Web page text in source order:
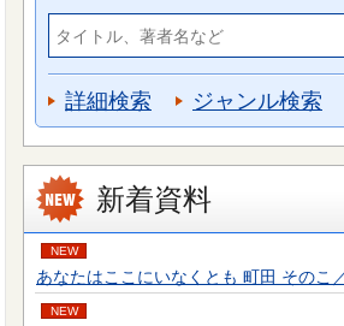
詳細検索 ジャンル検索
新着資料
NEW
あなたはここにいなくとも 町田 その
NEW